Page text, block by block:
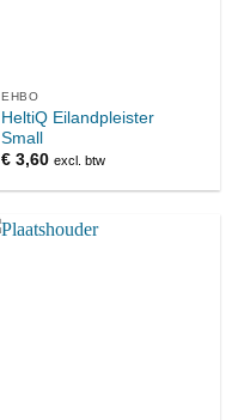
EHBO
HeltiQ Eilandpleister
Small
€ 3,60 excl. btw